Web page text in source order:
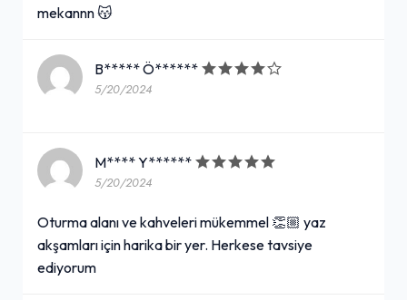
mekannn 😽
B***** Ö******
5/20/2024
M**** Y******
5/20/2024
Oturma alanı ve kahveleri mükemmel 👏🏼 yaz
akşamları için harika bir yer. Herkese tavsiye
ediyorum